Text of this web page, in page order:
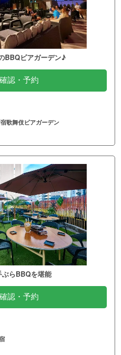
BBQビアガーデン♪
認・予約
歌舞伎ビアガーデン
らBBQを堪能
認・予約